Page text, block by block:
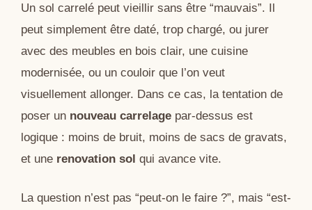
Un sol carrelé peut vieillir sans être “mauvais”. Il
peut simplement être daté, trop chargé, ou jurer
avec des meubles en bois clair, une cuisine
modernisée, ou un couloir que l’on veut
visuellement allonger. Dans ce cas, la tentation de
poser un nouveau carrelage par-dessus est
logique : moins de bruit, moins de sacs de gravats,
et une renovation sol qui avance vite.
La question n’est pas “peut-on le faire ?”, mais “est-